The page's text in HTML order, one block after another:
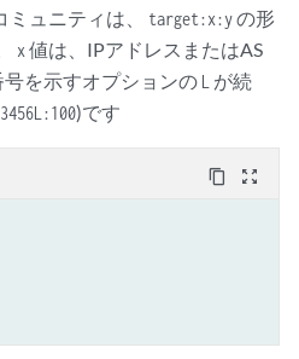
ュニティは、
target:x:yの形
x 値は、IPアドレスまたはAS
を示すオプションの L が続
)です
content_copy zoom_out_map